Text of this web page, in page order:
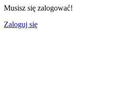
Musisz się zalogować!
Zaloguj się